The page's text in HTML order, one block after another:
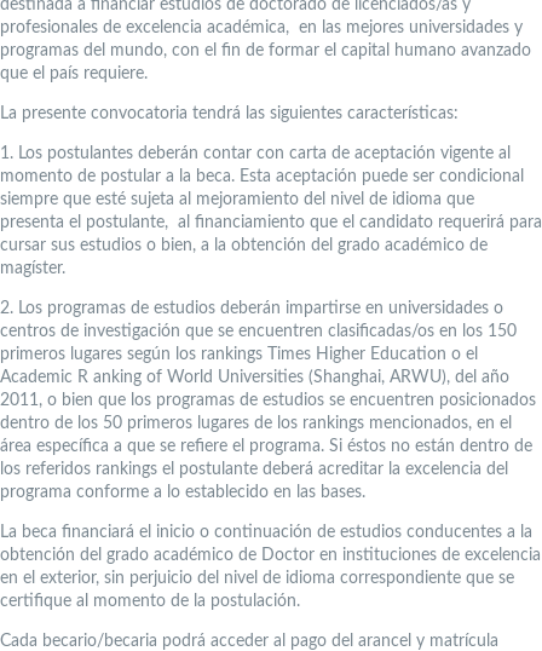
destinada a financiar estudios de doctorado de licenciados/as y
profesionales de excelencia académica, en las mejores universidades y
programas del mundo, con el fin de formar el capital humano avanzado
que el país requiere.
La presente convocatoria tendrá las siguientes características:
1. Los postulantes deberán contar con carta de aceptación vigente al
momento de postular a la beca. Esta aceptación puede ser condicional
siempre que esté sujeta al mejoramiento del nivel de idioma que
presenta el postulante, al financiamiento que el candidato requerirá para
cursar sus estudios o bien, a la obtención del grado académico de
magíster.
2. Los programas de estudios deberán impartirse en universidades o
centros de investigación que se encuentren clasificadas/os en los 150
primeros lugares según los rankings Times Higher Education o el
Academic R anking of World Universities (Shanghai, ARWU), del año
2011, o bien que los programas de estudios se encuentren posicionados
dentro de los 50 primeros lugares de los rankings mencionados, en el
área específica a que se refiere el programa. Si éstos no están dentro de
los referidos rankings el postulante deberá acreditar la excelencia del
programa conforme a lo establecido en las bases.
La beca financiará el inicio o continuación de estudios conducentes a la
obtención del grado académico de Doctor en instituciones de excelencia
en el exterior, sin perjuicio del nivel de idioma correspondiente que se
certifique al momento de la postulación.
Cada becario/becaria podrá acceder al pago del arancel y matrícula